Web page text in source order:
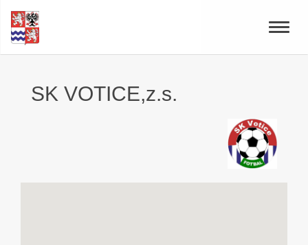
Toggle
SK VOTICE,z.s.